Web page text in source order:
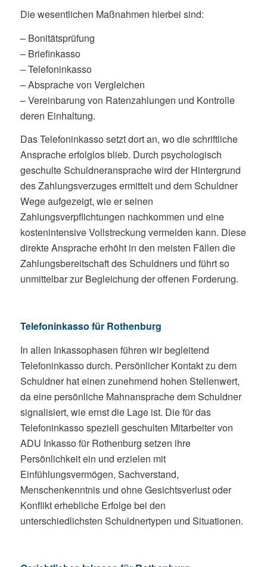
Die wesentlichen Maßnahmen hierbei sind:
– Bonitätsprüfung
– Briefinkasso
– Telefoninkasso
– Absprache von Vergleichen
– Vereinbarung von Ratenzahlungen und Kontrolle
deren Einhaltung.
Das Telefoninkasso setzt dort an, wo die schriftliche
Ansprache erfolglos blieb. Durch psychologisch
geschulte Schuldneransprache wird der Hintergrund
des Zahlungsverzuges ermittelt und dem Schuldner
Wege aufgezeigt, wie er seinen
Zahlungsverpflichtungen nachkommen und eine
kostenintensive Vollstreckung vermeiden kann. Diese
direkte Ansprache erhöht in den meisten Fällen die
Zahlungsbereitschaft des Schuldners und führt so
unmittelbar zur Begleichung der offenen Forderung.
Telefoninkasso für Rothenburg
In allen Inkassophasen führen wir begleitend
Telefoninkasso durch. Persönlicher Kontakt zu dem
Schuldner hat einen zunehmend hohen Stellenwert,
da eine persönliche Mahnansprache dem Schuldner
signalisiert, wie ernst die Lage ist. Die für das
Telefoninkasso speziell geschulten Mitarbeiter von
ADU Inkasso für Rothenburg setzen ihre
Persönlichkeit ein und erzielen mit
Einfühlungsvermögen, Sachverstand,
Menschenkenntnis und ohne Gesichtsverlust oder
Konflikt erhebliche Erfolge bei den
unterschiedlichsten Schuldnertypen und Situationen.